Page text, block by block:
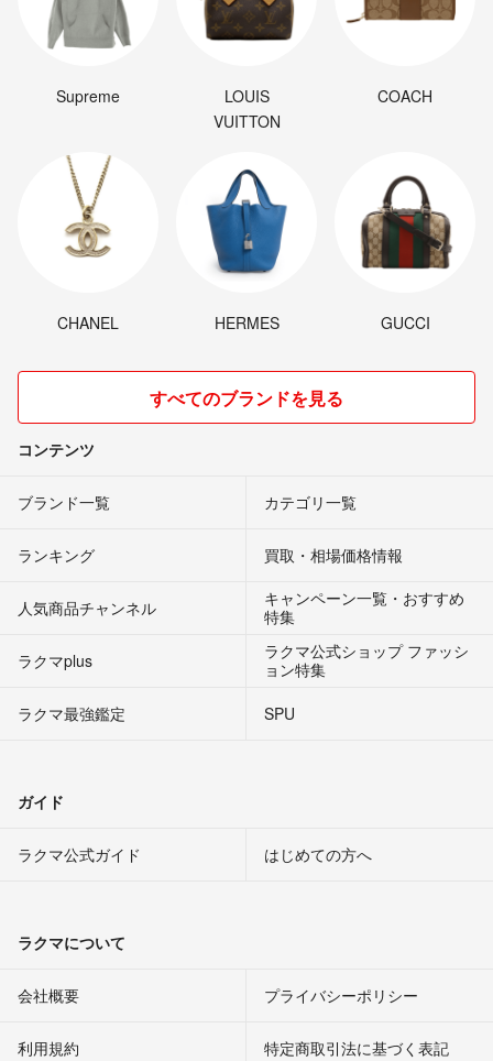
Supreme
LOUIS
VUITTON
COACH
CHANEL HERMES GUCCI
すべてのブランドを見る
コンテンツ
ブランド一覧 カテゴリ一覧
ランキング 買取・相場価格情報
人気商品チャンネル
キャンペーン一覧・おすすめ
特集
ラクマplus
ラクマ公式ショップ ファッシ
ョン特集
ラクマ最強鑑定
SPU
ガイド
ラクマ公式ガイド はじめての方へ
ラクマについて
会社概要 プライバシーポリシー
利用規約 特定商取引法に基づく表記